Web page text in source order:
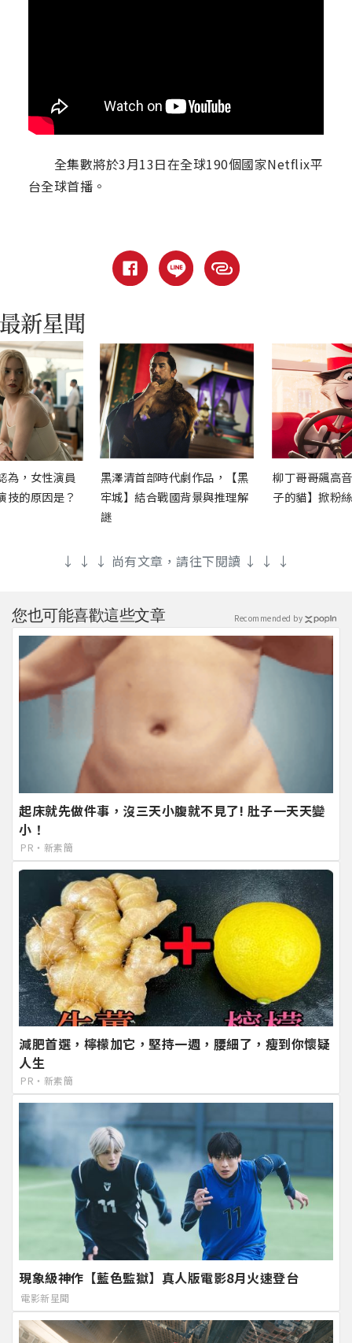
全集數將於3月13日在全球190個國家Netflix平
台全球首播。
為，女性演員
技的原因是？
黑澤清首部時代劇作品，【黑
牢城】結合戰國背景與推理解
謎
柳丁哥哥飆高
子的貓】掀粉
↓ ↓ ↓ 尚有文章，請往下閱讀 ↓ ↓ ↓
您也可能喜歡這些文章
起床就先做件事，沒三天小腹就不見了! 肚子一天天變
小！
PR・新素簡
減肥首選，檸檬加它，堅持一週，腰細了，瘦到你懷疑
人生
PR・新素簡
現象級神作【藍色監獄】真人版電影8月火速登台
電影新星聞
Recommended by